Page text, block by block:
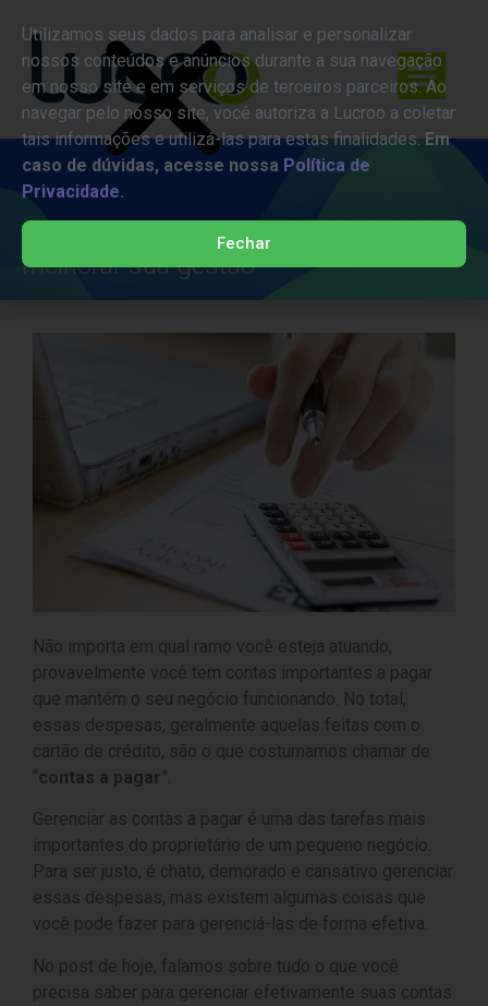
Contas a pagar: o que são e como
melhorar sua gestão
Não importa em qual ramo você esteja atuando,
provavelmente você tem contas importantes a pagar
que mantém o seu negócio funcionando. No total,
essas despesas, geralmente aquelas feitas com o
cartão de crédito, são o que costumamos chamar de
“contas a pagar”.
Gerenciar as contas a pagar é uma das tarefas mais
importantes do proprietário de um pequeno negócio.
Para ser justo, é chato, demorado e cansativo gerenciar
essas despesas, mas existem algumas coisas que
você pode fazer para gerenciá-las de forma efetiva.
No post de hoje, falamos sobre tudo o que você
precisa saber para gerenciar efetivamente suas contas
Utilizamos seus dados para analisar e personalizar
nossos conteúdos e anúncios durante a sua navegação
em nosso site e em serviços de terceiros parceiros. Ao
navegar pelo nosso site, você autoriza a Lucroo a coletar
tais informações e utilizá-las para estas finalidades.Em
caso de dúvidas, acesse nossa Política de
Privacidade.
Fechar